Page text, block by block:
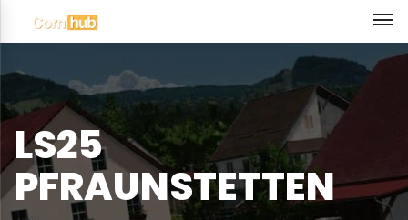
LS25
PFRAUNSTETTEN